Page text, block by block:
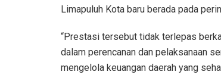
Limapuluh Kota baru berada pada
“Prestasi tersebut tidak terlepas
dalam perencanan dan pelaksanaan
mengelola keuangan daerah yang